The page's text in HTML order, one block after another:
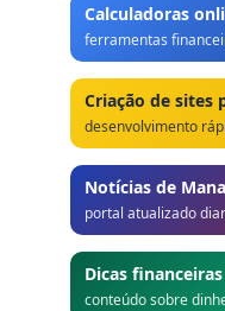
Calculadoras
ferramentas
Criação de sites
desenvolvimento
Notícias de
portal atualizado
Dicas
conteúdo sobre